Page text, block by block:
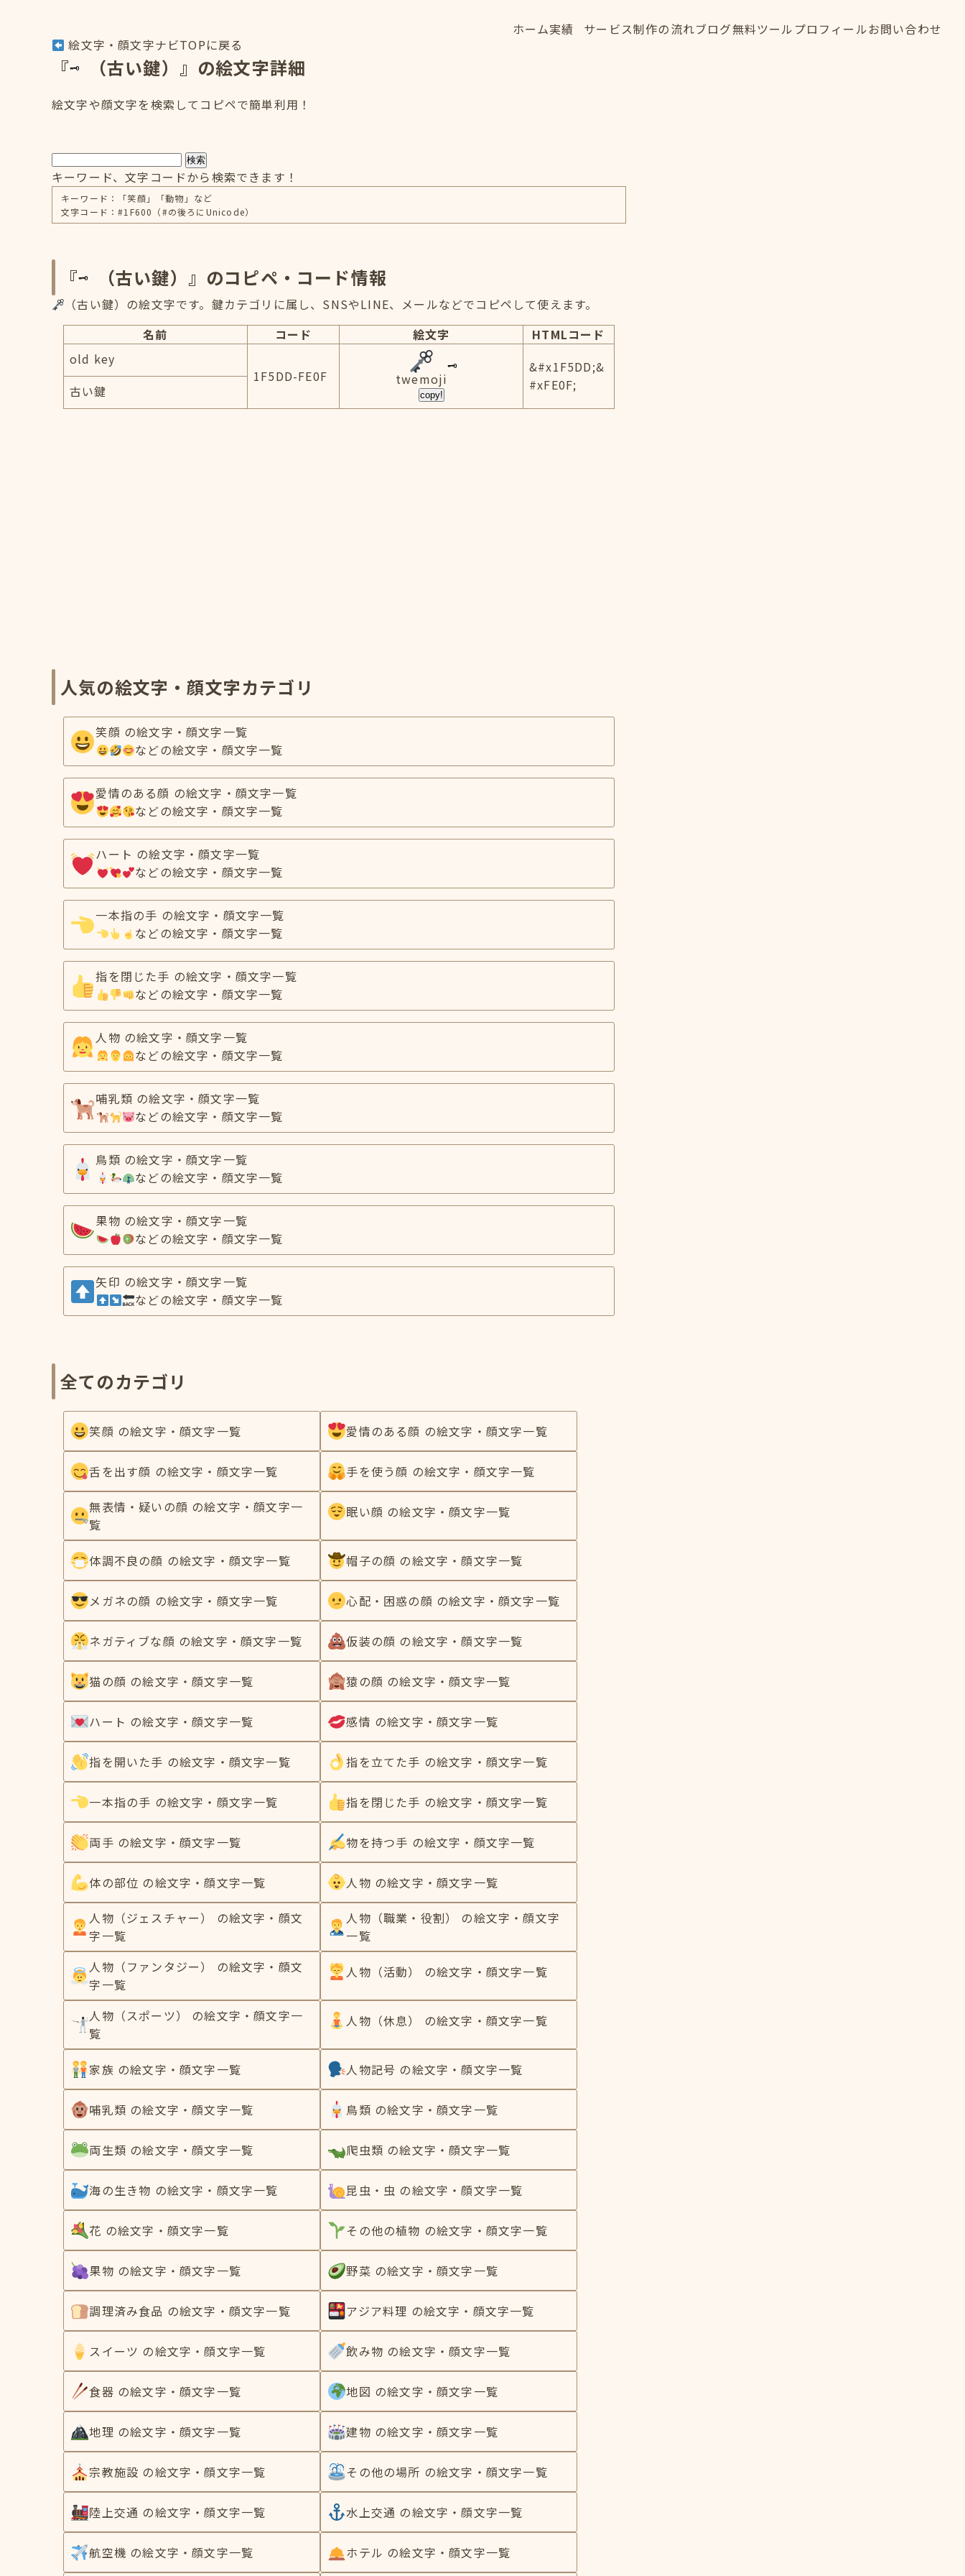
ホーム実績
サービス制作の流れブログ無料ツール プロフィールお問い合わせ
絵文字・顔文字ナビTOPに戻る
『 （古い鍵）』の絵文字詳細
絵文字や顔文字を検索してコピペで簡単利用！
検索
キーワード、文字コードから検索できます！
キーワード：「笑顔」「動物」など
文字コード：#1F600（#の後ろにUnicode）
『 （古い鍵）』のコピペ・コード情報
（古い鍵）の絵文字です。鍵カテゴリに属し、SNSやLINE、メールなどでコピペして使えます。
名前
コード 絵文字
HTMLコード
old key
1F5DD-FE0F
twemoji
copy!
&#x1F5DD;&
#xFE0F;
古い鍵
人気の絵文字・顔文字カテゴリ
笑顔 の絵文字・顔文字一覧
などの絵文字・顔文字一覧
愛情のある顔 の絵文字・顔文字一覧
などの絵文字・顔文字一覧
ハート の絵文字・顔文字一覧
などの絵文字・顔文字一覧
一本指の手 の絵文字・顔文字一覧
などの絵文字・顔文字一覧
指を閉じた手 の絵文字・顔文字一覧
などの絵文字・顔文字一覧
人物 の絵文字・顔文字一覧
などの絵文字・顔文字一覧
哺乳類 の絵文字・顔文字一覧
などの絵文字・顔文字一覧
鳥類 の絵文字・顔文字一覧
などの絵文字・顔文字一覧
果物 の絵文字・顔文字一覧
などの絵文字・顔文字一覧
矢印 の絵文字・顔文字一覧
などの絵文字・顔文字一覧
全てのカテゴリ
笑顔 の絵文字・顔文字一覧 愛情のある顔 の絵文字・顔文字一覧
舌を出す顔 の絵文字・顔文字一覧 手を使う顔 の絵文字・顔文字一覧
無表情・疑いの顔 の絵文字・顔文字一
覧
眠い顔 の絵文字・顔文字一覧
体調不良の顔 の絵文字・顔文字一覧 帽子の顔 の絵文字・顔文字一覧
メガネの顔 の絵文字・顔文字一覧 心配・困惑の顔 の絵文字・顔文字一覧
ネガティブな顔 の絵文字・顔文字一覧 仮装の顔 の絵文字・顔文字一覧
猫の顔 の絵文字・顔文字一覧 猿の顔 の絵文字・顔文字一覧
ハート の絵文字・顔文字一覧 感情 の絵文字・顔文字一覧
指を開いた手 の絵文字・顔文字一覧 指を立てた手 の絵文字・顔文字一覧
一本指の手 の絵文字・顔文字一覧 指を閉じた手 の絵文字・顔文字一覧
両手 の絵文字・顔文字一覧 物を持つ手 の絵文字・顔文字一覧
体の部位 の絵文字・顔文字一覧 人物 の絵文字・顔文字一覧
人物（ジェスチャー） の絵文字・顔文
字一覧
人物（職業・役割） の絵文字・顔文字
一覧
人物（ファンタジー） の絵文字・顔文
字一覧
人物（活動） の絵文字・顔文字一覧
人物（スポーツ） の絵文字・顔文字一
覧
人物（休息） の絵文字・顔文字一覧
家族 の絵文字・顔文字一覧 人物記号 の絵文字・顔文字一覧
哺乳類 の絵文字・顔文字一覧 鳥類 の絵文字・顔文字一覧
両生類 の絵文字・顔文字一覧 爬虫類 の絵文字・顔文字一覧
海の生き物 の絵文字・顔文字一覧 昆虫・虫 の絵文字・顔文字一覧
花 の絵文字・顔文字一覧 その他の植物 の絵文字・顔文字一覧
果物 の絵文字・顔文字一覧 野菜 の絵文字・顔文字一覧
調理済み食品 の絵文字・顔文字一覧 アジア料理 の絵文字・顔文字一覧
スイーツ の絵文字・顔文字一覧 飲み物 の絵文字・顔文字一覧
食器 の絵文字・顔文字一覧 地図 の絵文字・顔文字一覧
地理 の絵文字・顔文字一覧 建物 の絵文字・顔文字一覧
宗教施設 の絵文字・顔文字一覧 その他の場所 の絵文字・顔文字一覧
陸上交通 の絵文字・顔文字一覧 水上交通 の絵文字・顔文字一覧
航空機 の絵文字・顔文字一覧 ホテル の絵文字・顔文字一覧